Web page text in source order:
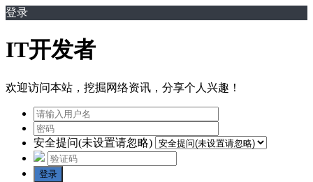
登录
IT开发者
欢迎访问本站，挖掘网络资讯，分享个人兴趣！
安全提问(未设置请忽略)
登录